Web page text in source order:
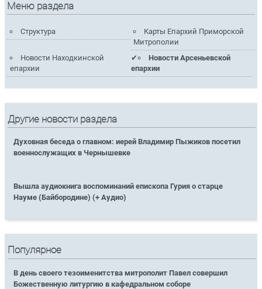
Меню раздела
Структура
Карты Епархий Приморской
Митрополии
Новости Находкинской
епархии
Новости Арсеньевской
епархии
Другие новости раздела
Духовная беседа о главном: иерей Владимир Пыжиков посетил
военнослужащих в Чернышевке
Вышла аудиокнига воспоминаний епископа Гурия о старце
Науме (Байбородине) (+ Аудио)
Популярное
В день своего тезоименитства митрополит Павел совершил
Божественную литургию в кафедральном соборе